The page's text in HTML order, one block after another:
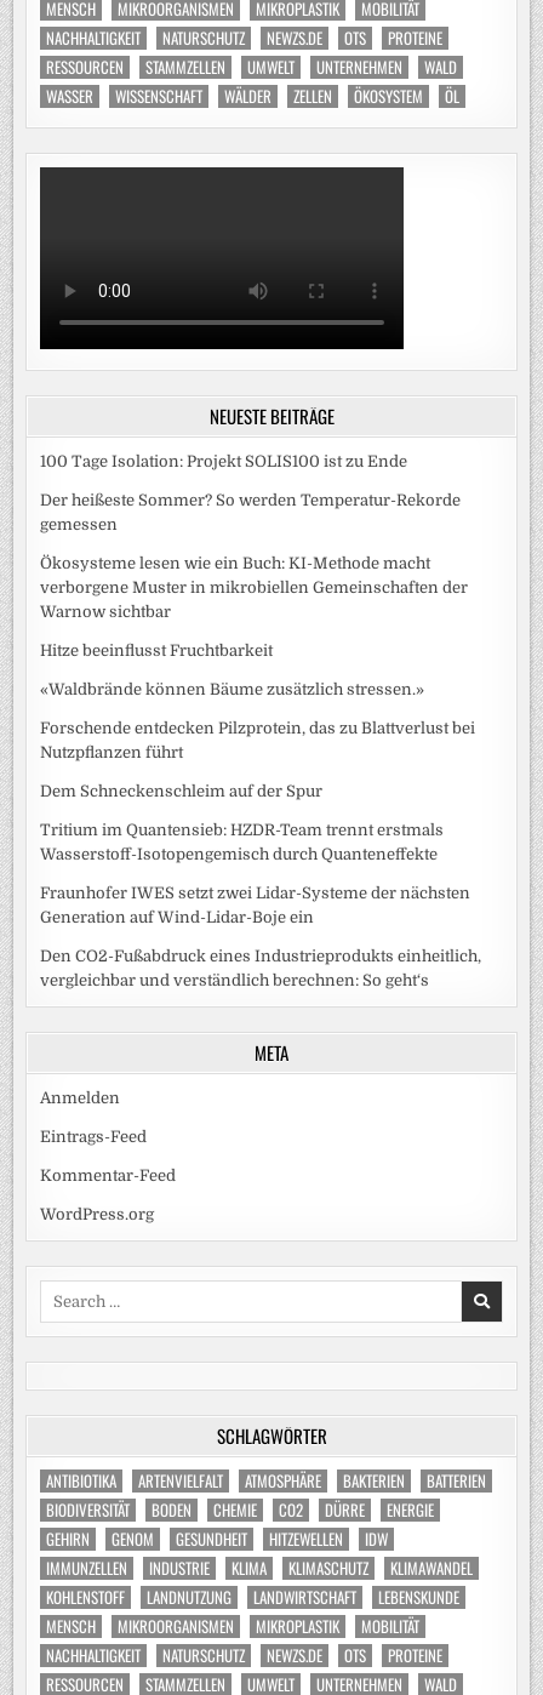
MENSCH MIKROORGANISMEN MIKROPLASTIK
MOBILITÄT
NACHHALTIGKEIT
NATURSCHUTZ NEWZS.DE OTS
PROTEINE
RESSOURCEN
STAMMZELLEN UMWELT UNTERNEHMEN
WALD
WASSER
WISSENSCHAFT WÄLDER ZELLEN ÖKOSYSTEM ÖL
NEUESTE BEITRÄGE
100 Tage Isolation: Projekt SOLIS100 ist zu Ende
Der heißeste Sommer? So werden Temperatur-Rekorde
gemessen
Ökosysteme lesen wie ein Buch: KI-Methode macht
verborgene Muster in mikrobiellen Gemeinschaften der
Warnow sichtbar
Hitze beeinflusst Fruchtbarkeit
«Waldbrände können Bäume zusätzlich stressen.»
Forschende entdecken Pilzprotein, das zu Blattverlust bei
Nutzpflanzen führt
Dem Schneckenschleim auf der Spur
Tritium im Quantensieb: HZDR-Team trennt erstmals
Wasserstoff-Isotopengemisch durch Quanteneffekte
Fraunhofer IWES setzt zwei Lidar-Systeme der nächsten
Generation auf Wind-Lidar-Boje ein
Den CO2-Fußabdruck eines Industrieprodukts einheitlich,
vergleichbar und verständlich berechnen: So geht‘s
META
Anmelden
Eintrags-Feed
Kommentar-Feed
WordPress.org
Search
SCHLAGWÖRTER
ANTIBIOTIKA ARTENVIELFALT ATMOSPHÄRE BAKTERIEN
BATTERIEN
BIODIVERSITÄT
BODEN CHEMIE CO2 DÜRRE
ENERGIE
GEHIRN
GENOM GESUNDHEIT HITZEWELLEN
IDW
IMMUNZELLEN
INDUSTRIE KLIMA KLIMASCHUTZ
KLIMAWANDEL
KOHLENSTOFF
LANDNUTZUNG LANDWIRTSCHAFT
LEBENSKUNDE
MENSCH
MIKROORGANISMEN MIKROPLASTIK
MOBILITÄT
NACHHALTIGKEIT
NATURSCHUTZ NEWZS.DE OTS
PROTEINE
RESSOURCEN
STAMMZELLEN UMWELT UNTERNEHMEN
WALD